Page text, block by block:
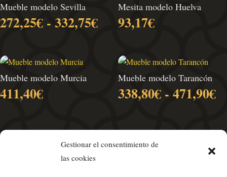
Gestionar el consentimiento de
las cookies
Mueble modelo Sevilla
272,25€ - 332,75€Rango
desde
272,25€
hasta
332,75€
Mesita modelo Huelva
93,17€
Mueble modelo Murcia
411,40€
Mueble modelo Tarancón
338,80€ - 471,90€